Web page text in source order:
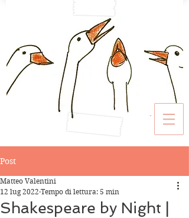
Post
Shakespeare by Night |
Matteo Valentini
12 lug 2022 Tempo di lettura: 5 min